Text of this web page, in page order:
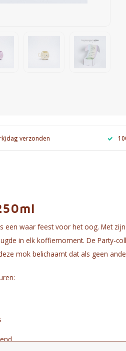
verzonden
een waar feest voor het oog. Met
in elk koffiemoment. De Party-
mok belichaamt dat als geen